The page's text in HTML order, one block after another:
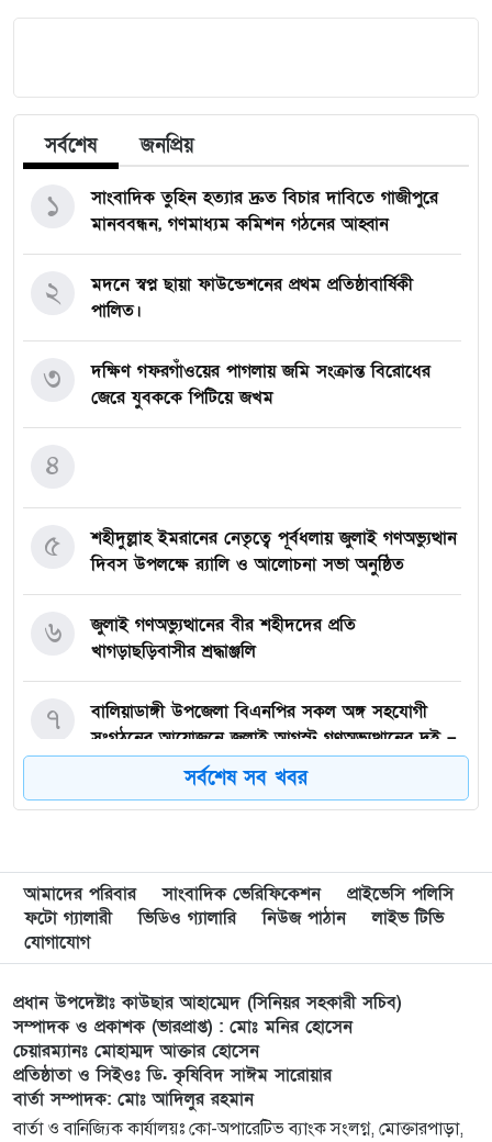
সর্বশেষ জনপ্রিয়
সাংবাদিক তুহিন হত্যার দ্রুত বিচার দাবিতে গাজীপুরে
মানববন্ধন, গণমাধ্যম কমিশন গঠনের আহ্বান
১
মদনে স্বপ্ন ছায়া ফাউন্ডেশনের প্রথম প্রতিষ্ঠাবার্ষিকী
পালিত।
২
দক্ষিণ গফরগাঁওয়ের পাগলায় জমি সংক্রান্ত বিরোধের
জেরে যুবককে পিটিয়ে জখম
৩
৪
শহীদুল্লাহ ইমরানের নেতৃত্বে পূর্বধলায় জুলাই গণঅভ্যুত্থান
দিবস উপলক্ষে র‍্যালি ও আলোচনা সভা অনুষ্ঠিত
৫
জুলাই গণঅভ্যুত্থানের বীর শহীদদের প্রতি
খাগড়াছড়িবাসীর শ্রদ্ধাঞ্জলি
৬
বালিয়াডাঙ্গী উপজেলা বিএনপির সকল অঙ্গ সহযোগী
সংগঠনের আয়োজনে জুলাই আগস্ট গণঅভ্যুত্থানের দুই –
বছর পূর্তি উপলক্ষে আনন্দ মিছিল ও শোভাযাত্রা অনুষ্ঠিত,
৭
লংগাইরে মোহাইমিনুল ইসলাম জনির সমর্থনে বিশাল
উঠান বৈঠক। যোগ্যতা ও নতুন নেতৃত্বের প্রতীক জনিই
সেরা
৯
মুন্সী ছাবির উদ্দিন আহ্ম্মদ ওয়াক্ ফ এস্টেট লামকাইন
জামে মসজিদের নতুন ব্যবস্থাপনা কমিটি গঠন:
১০
পূর্বধলায় যে বিদ্যালয়ে পড়েছেন, সেই বিদ্যালয়েই এমপি
১১
সর্বশেষ সব খবর
আমাদের পরিবার সাংবাদিক ভেরিফিকেশন
প্রাইভেসি পলিসি
ফটো গ্যালারী
ভিডিও গ্যালারি নিউজ পাঠান
লাইভ টিভি
যোগাযোগ
প্রধান উপদেষ্টাঃ কাউছার আহাম্মেদ (সিনিয়র সহকারী সচিব)
সম্পাদক ও প্রকাশক (ভারপ্রাপ্ত) : মোঃ মনির হোসেন
চেয়ারম্যানঃ মোহাম্মদ আক্তার হোসেন
প্রতিষ্ঠাতা ও সিইওঃ ডি. কৃষিবিদ সাঈম সারোয়ার
বার্তা সম্পাদক: মোঃ আদিলুর রহমান
বার্তা ও বানিজ্যিক কার্যালয়ঃ কো-অপারেটিভ ব্যাংক সংলগ্ন, মোক্তারপাড়া,